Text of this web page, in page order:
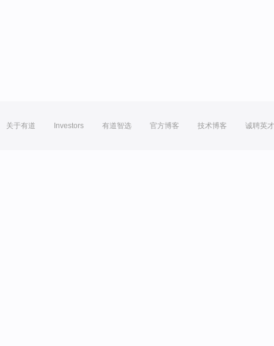
关于有道 Investors 有道智选 官方博客 技术博客 诚聘英才